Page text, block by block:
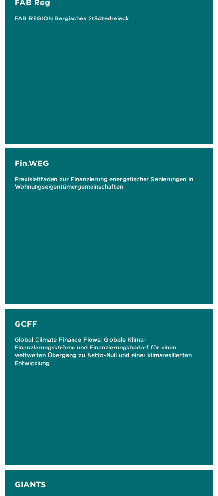
FAB Reg
FAB REGION Bergisches Städtedreieck
Fin.WEG
Praxisleitfaden zur Finanzierung energetischer Sanierungen in
Wohnungseigentümergemeinschaften
GCFF
Global Climate Finance Flows: Globale Klima-
Finanzierungsströme und Finanzierungsbedarf für einen
weltweiten Übergang zu Netto-Null und einer klimaresilienten
Entwicklung
GIANTS